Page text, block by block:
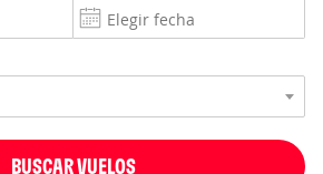
BUSCAR VUELOS